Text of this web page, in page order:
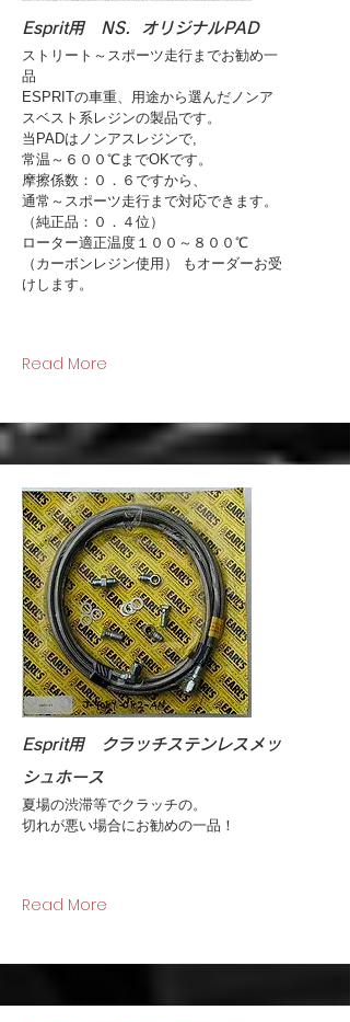
Esprit用 NS．オリジナルPAD
ストリート～スポーツ走行までお勧め一
品
ESPRITの車重、用途から選んだノンア
スベスト系レジンの製品です。
当PADはノンアスレジンで,
常温～６００℃までOKです。
摩擦係数：０．６ですから、
通常～スポーツ走行まで対応できます。
（純正品：０．４位）
ローター適正温度１００～８００℃
（カーボンレジン使用） もオーダーお受
けします。
Read More
Esprit用 クラッチステンレスメッ
シュホース
夏場の渋滞等でクラッチの。
切れが悪い場合にお勧めの一品！
Read More